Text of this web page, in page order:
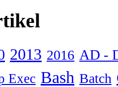
2013 2016 AD -
Exec Bash Batch